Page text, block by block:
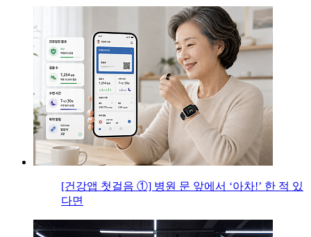
[건강앱 첫걸음 ①] 병원 문 앞에서 ‘아차!’ 한 적 있
다면